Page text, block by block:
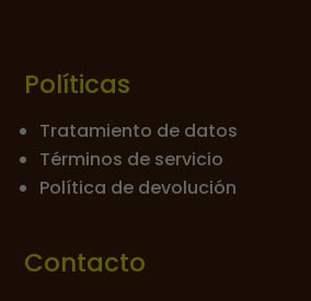
Políticas
Tratamiento de datos
Términos de servicio
Política de devolución
Contacto